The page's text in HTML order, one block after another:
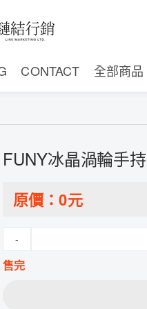
CONTACT 全部商品
FUNY冰晶渦輪手
原價：0元
-
售完